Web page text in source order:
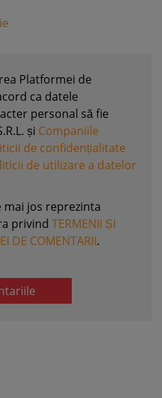
Platformei de
ca datele
personal să fie
și Companiile
de confidențialitate
de utilizare a datelor
jos reprezinta
privind TERMENII ȘI
DE COMENTARII.